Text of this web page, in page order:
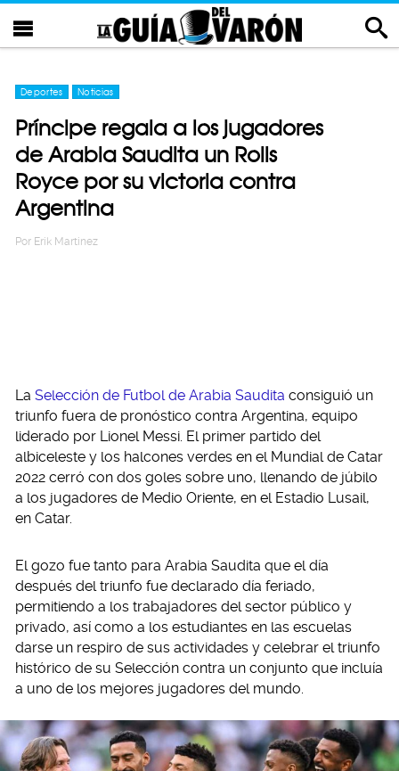
Deportes Noticias
Príncipe regala a los jugadores
de Arabia Saudita un Rolls
Royce por su victoria contra
Argentina
Por Erik Martinez
La Selección de Futbol de Arabia Saudita consiguió un
triunfo fuera de pronóstico contra Argentina, equipo
liderado por Lionel Messi. El primer partido del
albiceleste y los halcones verdes en el Mundial de Catar
2022 cerró con dos goles sobre uno, llenando de júbilo
a los jugadores de Medio Oriente, en el Estadio Lusail,
en Catar.
El gozo fue tanto para Arabia Saudita que el día
después del triunfo fue declarado día feriado,
permitiendo a los trabajadores del sector público y
privado, así como a los estudiantes en las escuelas
darse un respiro de sus actividades y celebrar el triunfo
histórico de su Selección contra un conjunto que incluía
a uno de los mejores jugadores del mundo.